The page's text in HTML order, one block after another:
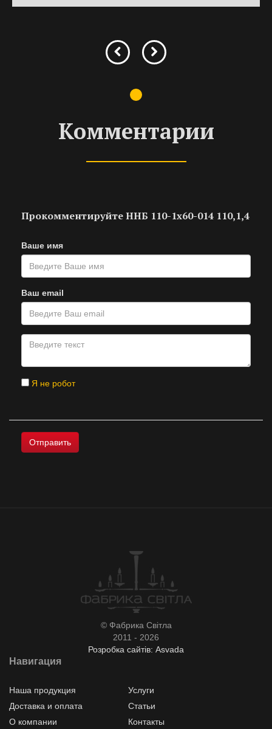
Комментарии
Прокомментируйте ННБ 110-1х60-014 110,1,4
Ваше имя
Ваш email
Я не робот
© Фабрика Світла
2011 - 2026
Розробка сайтів: Asvada
Навигация
Наша продукция
Услуги
Доставка и оплата
Статьи
О компании
Контакты